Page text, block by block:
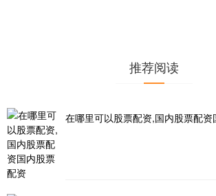
推荐阅读
在哪里可以股票配资,国内股票配资